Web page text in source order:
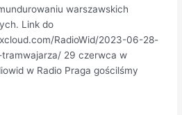
warszawskich
Link do
RadioWid/2023-06-28-
29 czerwca w
w Radio Praga gościlśmy